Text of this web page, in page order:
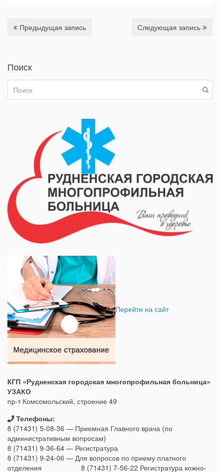
Предыдущая запись Следующая запись
Поиск
Перейти на сайт
КГП «Рудненская городская многопрофильная больница»
УЗАКО
пр-т Комсомольский, строение 49
Телефоны:
8 (71431) 5-08-36 — Приемная Главного врача (по
административным вопросам)
8 (71431) 9-36-64 — Регистратура
8 (71431) 9-24-06 — Для вопросов по приему платного
отделения 8 (71431) 7-56-22 Регистратура кожно-